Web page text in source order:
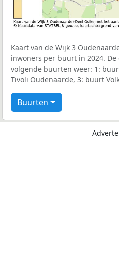
Kaart van de Wijk 3
inwoners per buurt in 2024.
volgende buurten weer: 1:
Tivoli Oudenaarde, 3: buurt
Buurten